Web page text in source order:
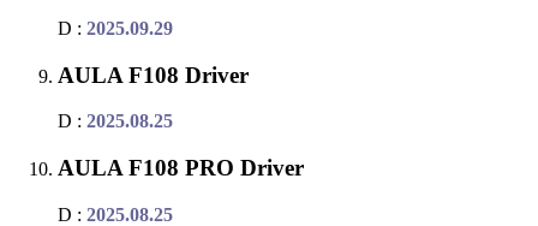
D : 2025.09.29
AULA F108 Driver
D : 2025.08.25
AULA F108 PRO Driver
D : 2025.08.25